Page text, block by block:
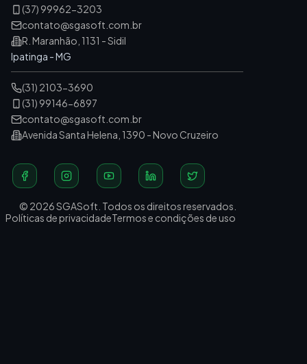
(37) 99962-3203
contato@sgasoft.com.br
R. Maranhão, 1131 - Sidil
Ipatinga - MG
(31) 2103-3690
(31) 99146-6897
contato@sgasoft.com.br
Avenida Santa Helena, 1390 - Novo Cruzeiro
© 2026 SGASoft. Todos os direitos reservados.
Políticas de privacidadeTermos e condições de uso